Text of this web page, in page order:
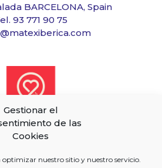
Gestionar el
de las
Cookies
optimizar nuestro sitio y nuestro servicio.
BARCELONA, Spain
93 771 90 75